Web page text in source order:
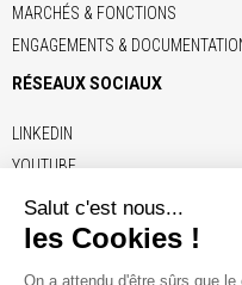
MARCHÉS & FONCTIONS
ENGAGEMENTS &
RÉSEAUX SOCIAUX
LINKEDIN
YOUTUBE
LIENS
ADE